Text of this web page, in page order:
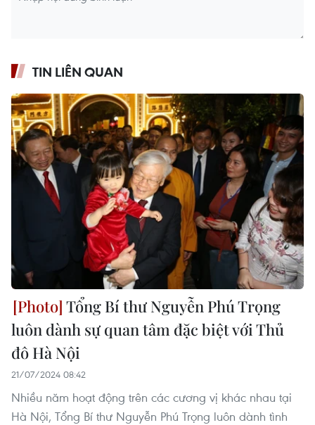
TIN LIÊN QUAN
Tổng Bí thư Nguyễn Phú Trọng
luôn dành sự quan tâm đặc biệt với Thủ
đô Hà Nội
21/07/2024 08:42
Nhiều năm hoạt động trên các cương vị khác nhau tại
Hà Nội, Tổng Bí thư Nguyễn Phú Trọng luôn dành tình